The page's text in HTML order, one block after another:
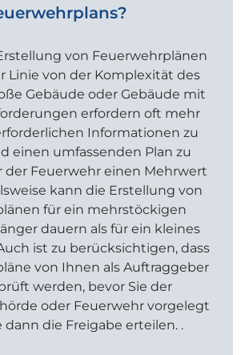
von Feuerwehrplänen
Linie von der Komplexität des
Gebäude oder Gebäude mit
erfordern oft mehr
Informationen zu
einen umfassenden Plan zu
der Feuerwehr einen Mehrwert
kann die Erstellung von
für ein mehrstöckigen
dauern als für ein kleines
ist zu berücksichtigen, dass
von Ihnen als Auftraggeber
werden, bevor Sie der
oder Feuerwehr vorgelegt
dann die Freigabe erteilen. .